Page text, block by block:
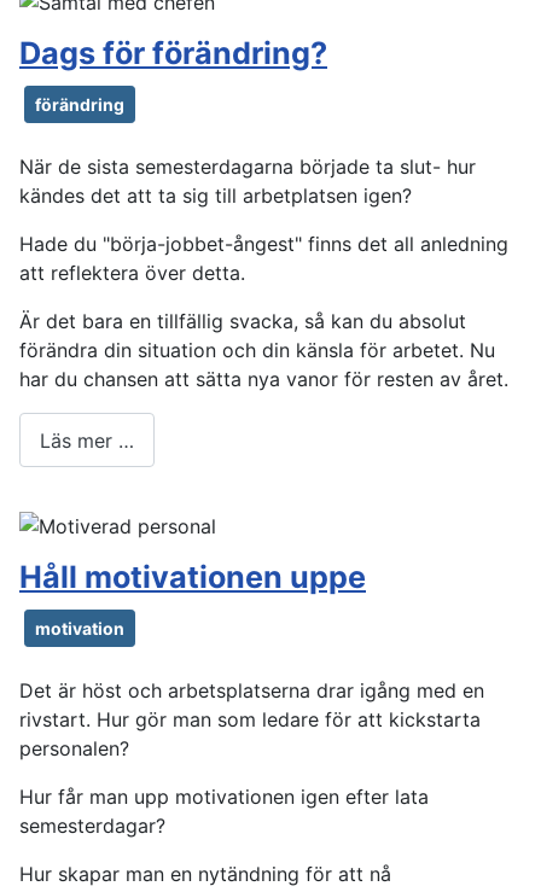
Dags för förändring?
förändring
När de sista semesterdagarna började ta slut- hur
kändes det att ta sig till arbetplatsen igen?
Hade du "börja-jobbet-ångest" finns det all anledning
att reflektera över detta.
Är det bara en tillfällig svacka, så kan du absolut
förändra din situation och din känsla för arbetet. Nu
har du chansen att sätta nya vanor för resten av året.
Läs mer …
Håll motivationen uppe
motivation
Det är höst och arbetsplatserna drar igång med en
rivstart. Hur gör man som ledare för att kickstarta
personalen?
Hur får man upp motivationen igen efter lata
semesterdagar?
Hur skapar man en nytändning för att nå